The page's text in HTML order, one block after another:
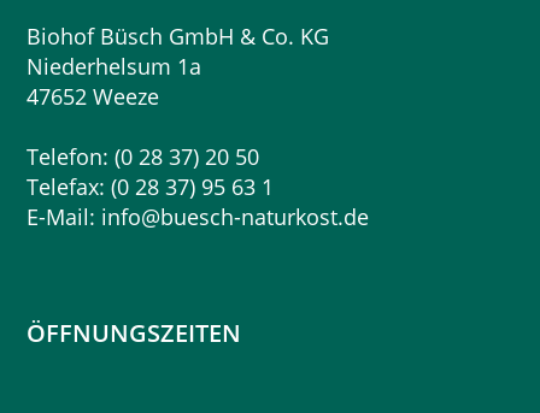
Biohof Büsch GmbH & Co. KG
Niederhelsum 1a
47652 Weeze
Telefon: (0 28 37) 20 50
Telefax: (0 28 37) 95 63 1
E-Mail: info@buesch-naturkost.de
ÖFFNUNGSZEITEN